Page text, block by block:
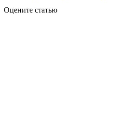
Оцените статью